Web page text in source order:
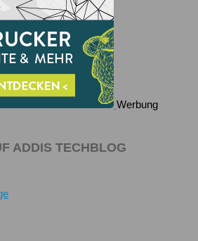
Werbung
ADDIS TECHBLOG